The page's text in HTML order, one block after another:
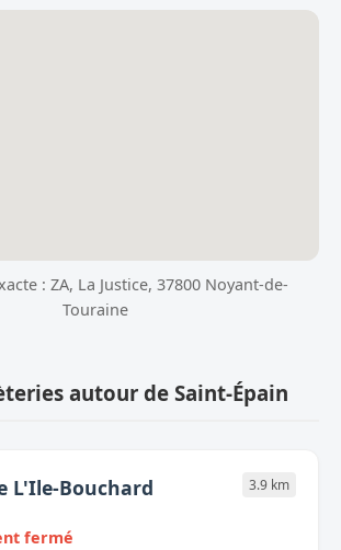
: ZA, La Justice, 37800 Noyant-de-
Touraine
autour de Saint-Épain
L'Ile-Bouchard 3.9 km
fermé